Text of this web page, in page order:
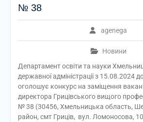
№ 38
agenega
Новини
Департамент освіти та науки
державної адміністрації з 15.08.2024
оголошує конкурс на заміщення
директора Грицівського вищого
№ 38 (30456, Хмельницька область,
район, смт Гриців, вул. Ломоносова,